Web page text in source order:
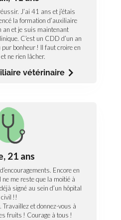
J’ai 41 ans et j’étais
la formation d’auxiliaire
an et je suis maintenant
C’est un CDD d’un an
pur bonheur ! Il faut croire en
ne rien lâcher.
vétérinaire
J’ai 41 ans et j’étais
la formation d’auxiliaire
je suis maintenant
C’est un CDD d’un an
bonheur ! Il faut croire en
auxiliaire
21 ans
Encore en
me reste que la moitié à
signé au sein d’un hôpital
civil !!
Travaillez et donnez-vous à
fruits ! Courage à tous !
de secrétaire
Encore en
me reste que la moitié à
signé au sein d’un hôpital
et donnez-vous à
! Courage à tous !
de secrétaire